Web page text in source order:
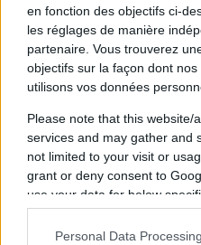
en fonction des objectifs ci-
les réglages de manière
partenaire. Vous trouverez
objectifs sur la façon dont
utilisons vos données
Please note that this
services and may gather and
not limited to your visit or
grant or deny consent to
use your data for below
consent section.
Personal Data
Vous trouverez ci-
combats diffusés à la